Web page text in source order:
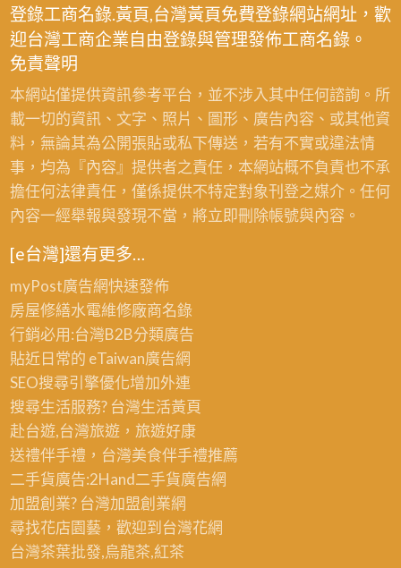
登錄工商名錄.黃頁,台灣黃頁免費登錄網站網址，歡
迎台灣工商企業自由登錄與管理發佈工商名錄。
免責聲明
本網站僅提供資訊參考平台，並不涉入其中任何諮詢。所
載一切的資訊、文字、照片、圖形、廣告內容、或其他資
料，無論其為公開張貼或私下傳送，若有不實或違法情
事，均為『內容』提供者之責任，本網站概不負責也不承
擔任何法律責任，僅係提供不特定對象刊登之媒介。任何
內容一經舉報與發現不當，將立即刪除帳號與內容。
[e台灣]還有更多…
myPost廣告網快速發佈
房屋修繕水電維修廠商名錄
行銷必用:台灣B2B分類廣告
貼近日常的 eTaiwan廣告網
SEO搜尋引擎優化增加外連
搜尋生活服務? 台灣生活黃頁
赴台遊,台灣旅遊，旅遊好康
送禮伴手禮，台灣美食伴手禮推薦
二手貨廣告:2Hand二手貨廣告網
加盟創業? 台灣加盟創業網
尋找花店園藝，歡迎到台灣花網
台灣茶葉批發,烏龍茶,紅茶